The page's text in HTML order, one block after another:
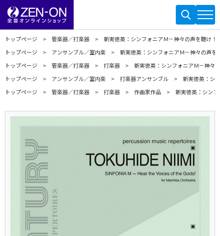
トップページ 管楽器／打楽器
新実徳英：シンフォニアＭ－神々の声を聴け！
トップページ
アンサンブル／室内楽
新実徳英：シンフォニアＭ－神々の声を
トップページ
管楽器／打楽器 打楽器
新実徳英：シンフォニアＭ－神々
トップページ
アンサンブル／室内楽 打楽器アンサンブル
新実徳英：シ
トップページ
管楽器／打楽器 打楽器 作曲家作品 新実徳英：シン